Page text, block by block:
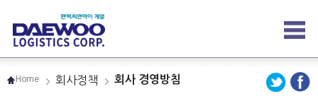
Home 회사정책 회사 경영방침